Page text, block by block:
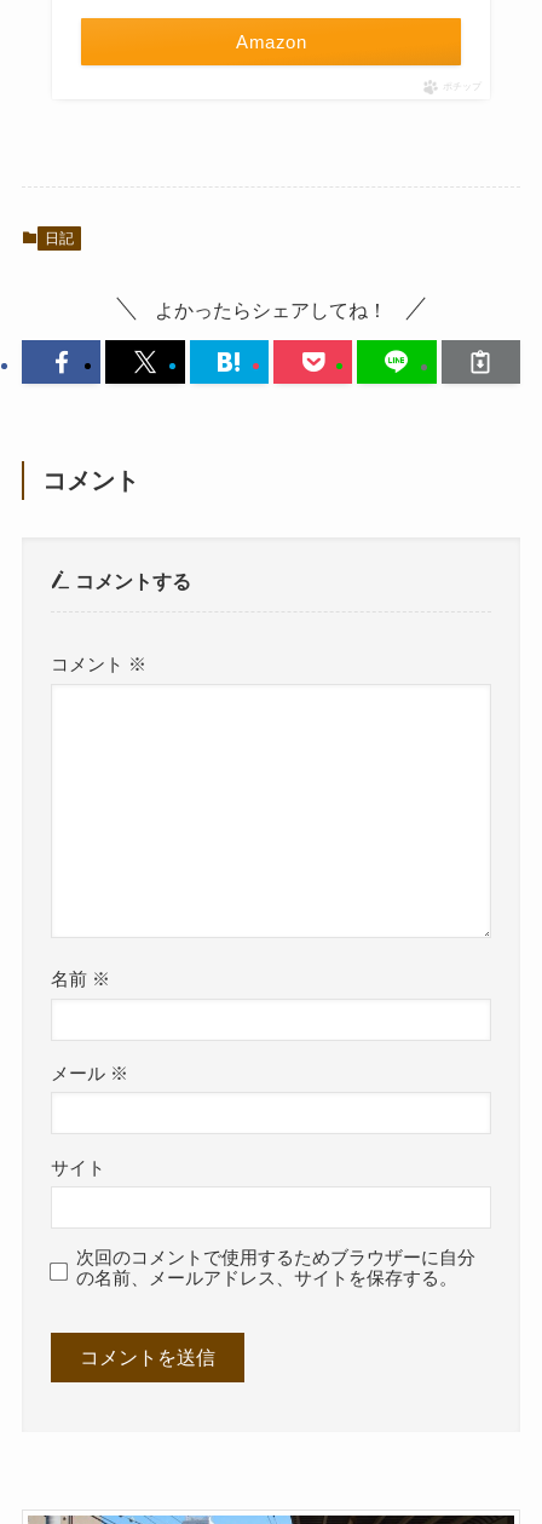
Amazon
ポチップ
日記
よかったらシェアしてね！
コメント
コメントする
コメント ※
名前 ※
メール ※
サイト
次回のコメントで使用するためブラウザーに自分
の名前、メールアドレス、サイトを保存する。